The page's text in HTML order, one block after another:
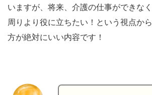
いますが、将来、介護の仕事ができな
周りより役に立ちたい！という視点か
方が絶対にいい内容です！